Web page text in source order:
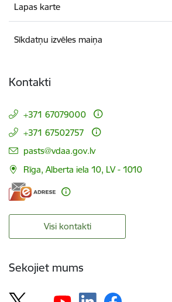
Lapas karte
Sīkdatņu izvēles maiņa
Kontakti
+371 67079000
+371 67502757
E-pasts:
pasts@vdaa.gov.lv
Rīga, Alberta iela 10, LV - 1010
Visi kontakti
Sekojiet mums